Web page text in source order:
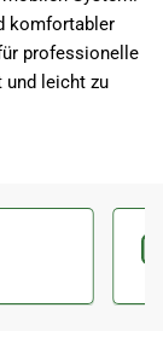
komfortabler
professionelle
und leicht zu